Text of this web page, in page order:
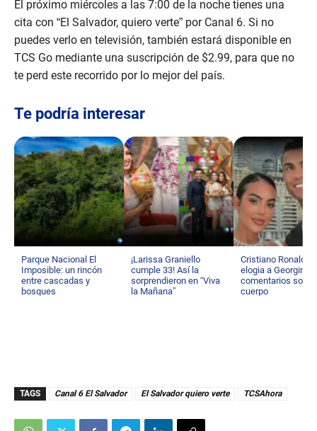
El próximo miércoles a las 7:00 de la noche tienes una
cita con “El Salvador, quiero verte” por Canal 6. Si no
puedes verlo en televisión, también estará disponible en
TCS Go mediante una suscripción de $2.99, para que no
te perd este recorrido por lo mejor del país.
Te podría interesar
Parque Nacional El
Imposible: un rincón
entre cascadas y
bosques
¡Larissa Graniello
cumple 33! Así la
sorprendieron en “Viva
la Mañana”
Cristiano Ronaldo
elogia a Georgina
comentarios
cuerpo
TAGS Canal 6 El Salvador El Salvador quiero verte TCSAhora